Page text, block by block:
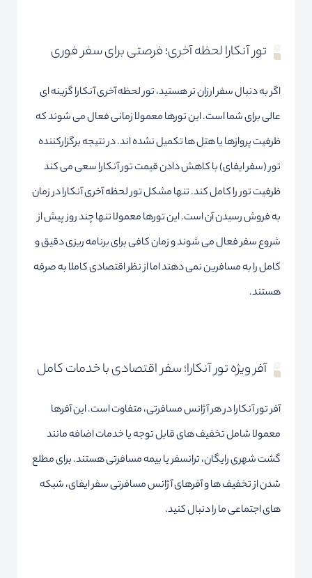
تور آنکارا لحظه آخری؛ فرصتی برای سفر فوری
اگر به دنبال سفر ارزان تر هستید، تور لحظه آخری آنکارا گزینه ای
عالی برای شما است. این تورها معمولا زمانی فعال می شوند که
ظرفیت پروازها یا هتل ها تکمیل نشده اند. در نتیجه برگزارکننده
تور (سفر ایفای) با کاهش دادن قیمت تور آنکارا سعی می کند
ظرفیت تور را کامل کند. تنها مشکل تور لحظه آخری آنکارا در زمان
به فروش رسیدن آن است. این تورها معمولا تنها چند روز پیش از
شروع سفر فعال می شوند و زمان کافی برای برنامه ریزی دقیق و
کامل را به مسافرین نمی دهند اما از نظر اقتصادی کاملا به صرفه
هستند.
آفر ویژه تور آنکارا؛ سفر اقتصادی با خدمات کامل
آفر تور آنکارا در هر آژانس مسافرتی، متفاوت است. این آفرها
معمولا شامل تخفیف های قابل توجه یا خدمات اضافه مانند
گشت شهری رایگان، ترانسفر یا بیمه مسافرتی هستند. برای مطلع
شدن از تخفیف ها و آفرهای آژانس مسافرتی سفر ایفای، شبکه
های اجتماعی ما را دنبال کنید.